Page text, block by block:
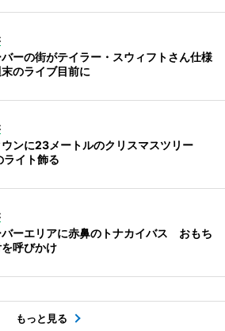
ーの街がテイラー・スウィフトさん仕様
のライブ目前に
ウンに23メートルのクリスマスツリー
イト飾る
ーエリアに赤鼻のトナカイバス おもち
呼びかけ
もっと見る